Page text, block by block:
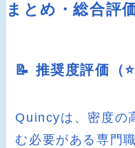
まとめ・総合評
📝 推奨度評価（
Quincyは、密度の
む必要がある専門